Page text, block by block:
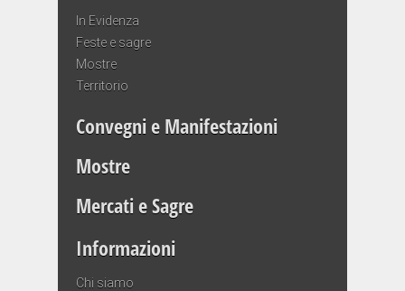
In Evidenza
Feste e sagre
Mostre
Territorio
Convegni e Manifestazioni
Mostre
Mercati e Sagre
Informazioni
Chi siamo